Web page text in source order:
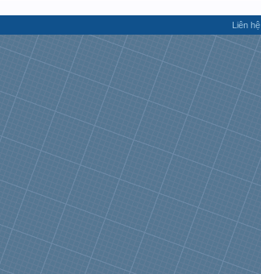
Liên hệ